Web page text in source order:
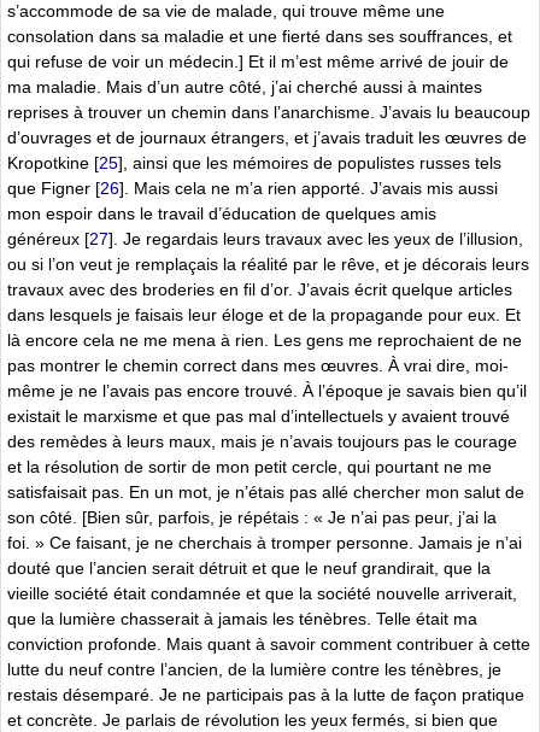
s’accommode de sa vie de malade, qui trouve même une
consolation dans sa maladie et une fierté dans ses souffrances, et
qui refuse de voir un médecin.] Et il m’est même arrivé de jouir de
ma maladie. Mais d’un autre côté, j’ai cherché aussi à maintes
reprises à trouver un chemin dans l’anarchisme. J’avais lu beaucoup
d’ouvrages et de journaux étrangers, et j’avais traduit les œuvres de
Kropotkine [25], ainsi que les mémoires de populistes russes tels
que Figner [26]. Mais cela ne m’a rien apporté. J’avais mis aussi
mon espoir dans le travail d’éducation de quelques amis
généreux [27]. Je regardais leurs travaux avec les yeux de l’illusion,
ou si l’on veut je remplaçais la réalité par le rêve, et je décorais leurs
travaux avec des broderies en fil d’or. J’avais écrit quelque articles
dans lesquels je faisais leur éloge et de la propagande pour eux. Et
là encore cela ne me mena à rien. Les gens me reprochaient de ne
pas montrer le chemin correct dans mes œuvres. À vrai dire, moi-
même je ne l’avais pas encore trouvé. À l’époque je savais bien qu’il
existait le marxisme et que pas mal d’intellectuels y avaient trouvé
des remèdes à leurs maux, mais je n’avais toujours pas le courage
et la résolution de sortir de mon petit cercle, qui pourtant ne me
satisfaisait pas. En un mot, je n’étais pas allé chercher mon salut de
son côté. [Bien sûr, parfois, je répétais : « Je n’ai pas peur, j’ai la
foi. » Ce faisant, je ne cherchais à tromper personne. Jamais je n’ai
douté que l’ancien serait détruit et que le neuf grandirait, que la
vieille société était condamnée et que la société nouvelle arriverait,
que la lumière chasserait à jamais les ténèbres. Telle était ma
conviction profonde. Mais quant à savoir comment contribuer à cette
lutte du neuf contre l’ancien, de la lumière contre les ténèbres, je
restais désemparé. Je ne participais pas à la lutte de façon pratique
et concrète. Je parlais de révolution les yeux fermés, si bien que